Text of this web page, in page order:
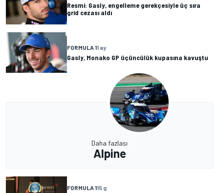
Resmi: Gasly, engelleme gerekçesiyle üç sıra
grid cezası aldı
FORMULA 11 ay
Gasly, Monako GP üçüncülük kupasına kavuştu
Daha fazlası
Alpine
FORMULA 115 g